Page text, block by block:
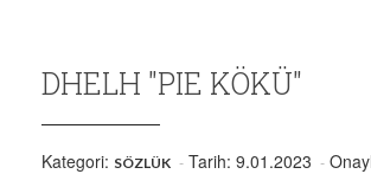
DHELH "PIE KÖKÜ"
Kategori: SÖZLÜK Tarih: 9.01.2023